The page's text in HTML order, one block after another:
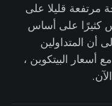
مرتفعة قليلا على
كثيرًا على أساس
أن المتداولين
أسعار البيتكوين ،